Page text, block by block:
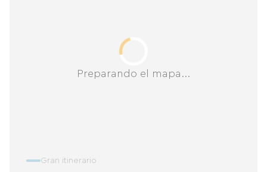
Preparando el mapa...
Gran itinerario